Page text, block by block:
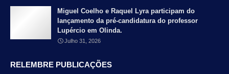
Miguel Coelho e Raquel Lyra participam do
lançamento da pré-candidatura do professor
Lupércio em Olinda.
Julho 31, 2026
RELEMBRE PUBLICAÇÕES